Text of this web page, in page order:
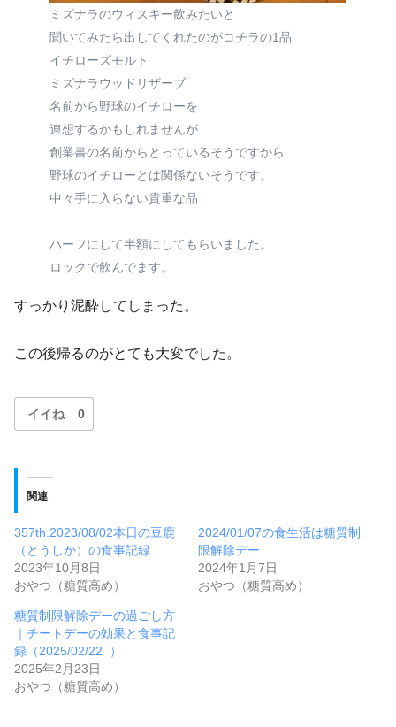
ミズナラのウィスキー飲みたいと
聞いてみたら出してくれたのがコチラの1品
イチローズモルト
ミズナラウッドリザーブ
名前から野球のイチローを
連想するかもしれませんが
創業書の名前からとっているそうですから
野球のイチローとは関係ないそうです。
中々手に入らない貴重な品
ハーフにして半額にしてもらいました。
ロックで飲んでます。
すっかり泥酔してしまった。
この後帰るのがとても大変でした。
イイね 0
関連
357th.2023/08/02本日の豆鹿
（とうしか）の食事記録
2023年10月8日
おやつ（糖質高め）
2024/01/07の食生活は糖質制
限解除デー
2024年1月7日
おやつ（糖質高め）
糖質制限解除デーの過ごし方
｜チートデーの効果と食事記
録（2025/02/22 ）
2025年2月23日
おやつ（糖質高め）